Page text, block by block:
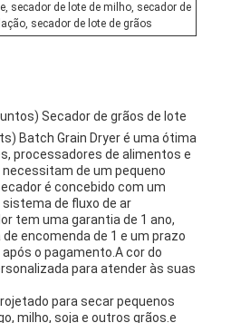
secador de lote de milho, secador de
secador de lote de grãos
Secador de grãos de lote
Batch Grain Dryer é uma ótima
processadores de alimentos e
de um pequeno
é concebido com um
sistema de fluxo de ar
tem uma garantia de 1 ano,
encomenda de 1 e um prazo
o pagamento.A cor do
para atender às suas
para secar pequenos
milho, soja e outros grãos.e